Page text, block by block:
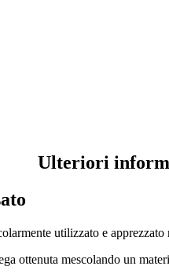
Ulteriori
utilizzato e
ottenuta mescolando un